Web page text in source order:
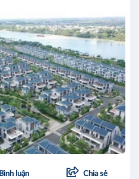
Bình luận Chia sẻ